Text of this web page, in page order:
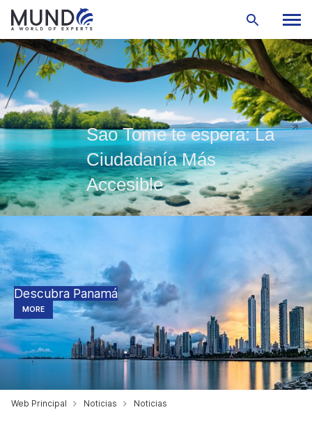
Sao Tome te espera: La
Ciudadanía Más
Accesible
Descubra Panamá
MORE
Web Principal Noticias Noticias